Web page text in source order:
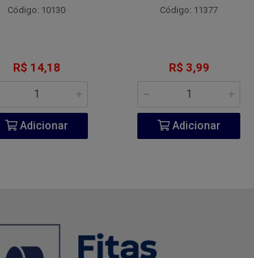
Código: 10130
R$ 14,18
Adicionar
Código: 11377
R$ 3,99
Adicionar